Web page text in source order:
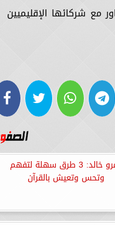
مع شركائها الإقليميين
عمرو خالد: 3 طرق سهلة لتفهم
وتحس وتعيش بالقرآن